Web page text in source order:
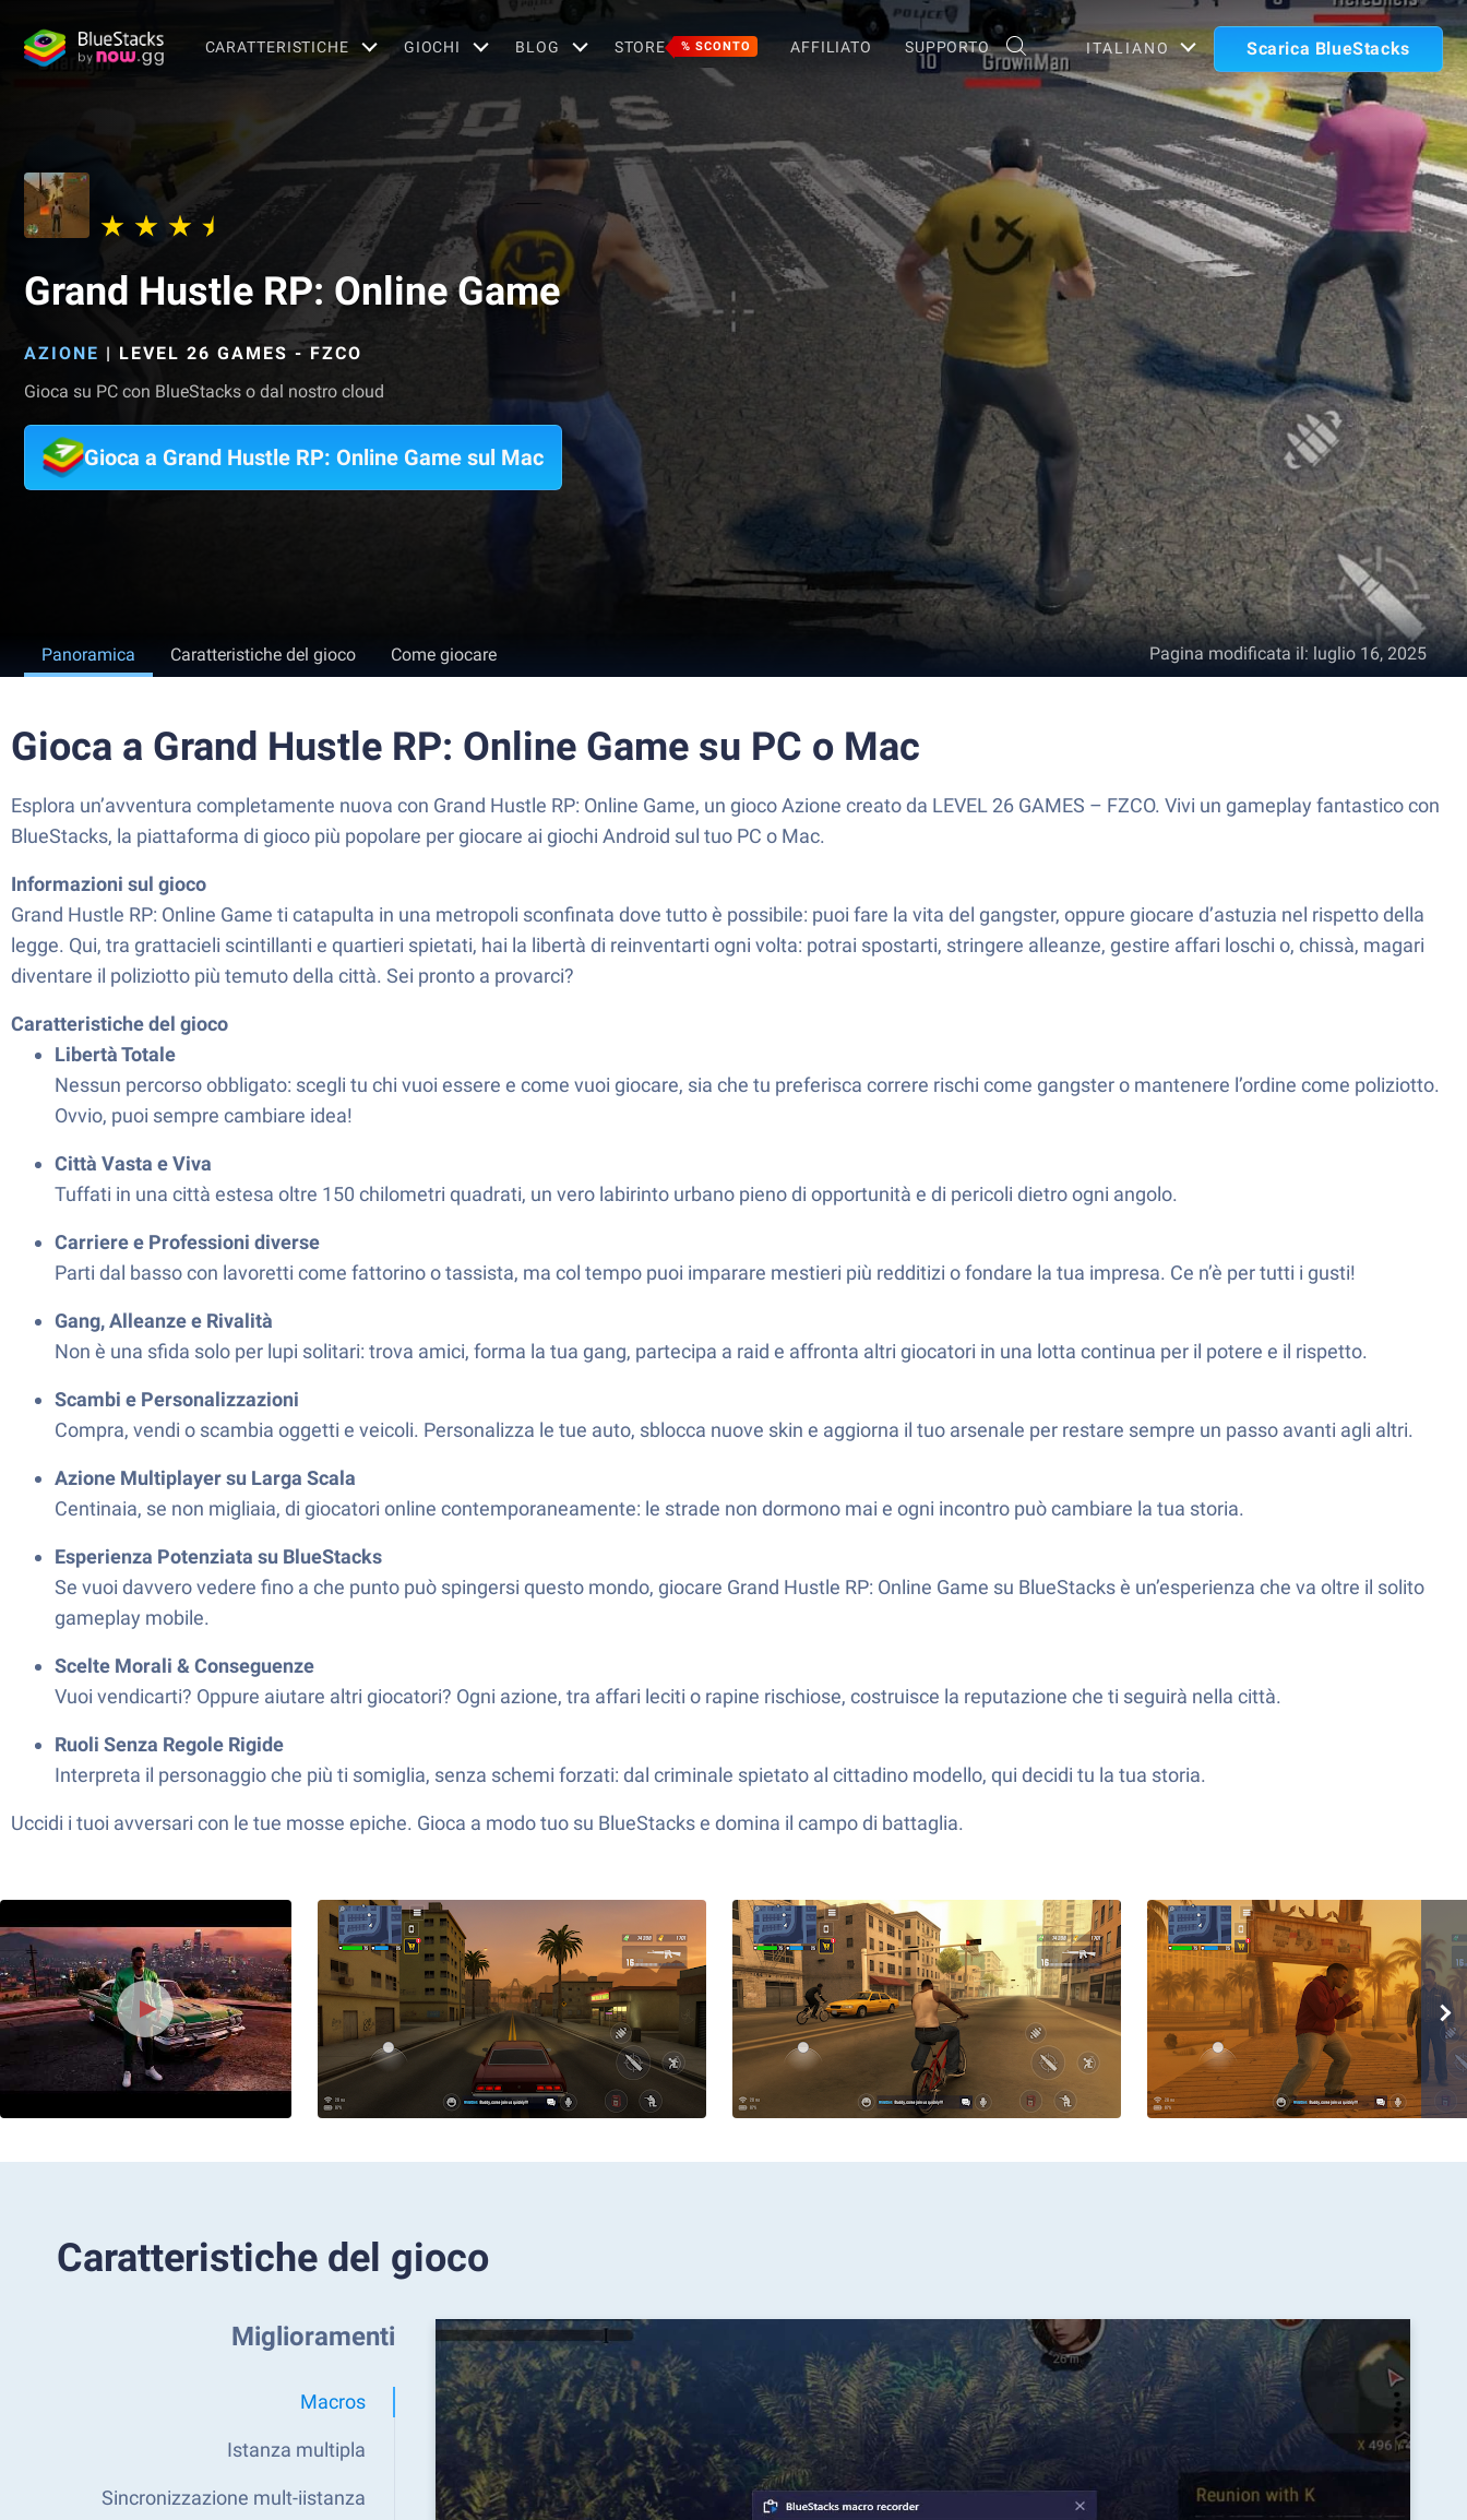
CARATTERISTICHE GIOCHI BLOG STORE % SCONTO AFFILIATO SUPPORTO ITALIANO Scarica BlueStacks
Grand Hustle RP: Online Game
AZIONE | LEVEL 26 GAMES - FZCO
Gioca su PC con BlueStacks o dal nostro cloud
Gioca a Grand Hustle RP: Online Game sul Mac
Panoramica Caratteristiche del gioco Come giocare Pagina modificata il: luglio 16, 2025
Gioca a Grand Hustle RP: Online Game su PC o Mac
Esplora un’avventura completamente nuova con Grand Hustle RP: Online Game, un gioco Azione creato da LEVEL 26 GAMES – FZCO. Vivi un gameplay fantastico con
BlueStacks, la piattaforma di gioco più popolare per giocare ai giochi Android sul tuo PC o Mac.
Informazioni sul gioco
Grand Hustle RP: Online Game ti catapulta in una metropoli sconfinata dove tutto è possibile: puoi fare la vita del gangster, oppure giocare d’astuzia nel rispetto della
legge. Qui, tra grattacieli scintillanti e quartieri spietati, hai la libertà di reinventarti ogni volta: potrai spostarti, stringere alleanze, gestire affari loschi o, chissà, magari
diventare il poliziotto più temuto della città. Sei pronto a provarci?
Caratteristiche del gioco
Libertà Totale
Nessun percorso obbligato: scegli tu chi vuoi essere e come vuoi giocare, sia che tu preferisca correre rischi come gangster o mantenere l’ordine come poliziotto.
Ovvio, puoi sempre cambiare idea!
Città Vasta e Viva
Tuffati in una città estesa oltre 150 chilometri quadrati, un vero labirinto urbano pieno di opportunità e di pericoli dietro ogni angolo.
Carriere e Professioni diverse
Parti dal basso con lavoretti come fattorino o tassista, ma col tempo puoi imparare mestieri più redditizi o fondare la tua impresa. Ce n’è per tutti i gusti!
Gang, Alleanze e Rivalità
Non è una sfida solo per lupi solitari: trova amici, forma la tua gang, partecipa a raid e affronta altri giocatori in una lotta continua per il potere e il rispetto.
Scambi e Personalizzazioni
Compra, vendi o scambia oggetti e veicoli. Personalizza le tue auto, sblocca nuove skin e aggiorna il tuo arsenale per restare sempre un passo avanti agli altri.
Azione Multiplayer su Larga Scala
Centinaia, se non migliaia, di giocatori online contemporaneamente: le strade non dormono mai e ogni incontro può cambiare la tua storia.
Esperienza Potenziata su BlueStacks
Se vuoi davvero vedere fino a che punto può spingersi questo mondo, giocare Grand Hustle RP: Online Game su BlueStacks è un’esperienza che va oltre il solito
gameplay mobile.
Scelte Morali & Conseguenze
Vuoi vendicarti? Oppure aiutare altri giocatori? Ogni azione, tra affari leciti o rapine rischiose, costruisce la reputazione che ti seguirà nella città.
Ruoli Senza Regole Rigide
Interpreta il personaggio che più ti somiglia, senza schemi forzati: dal criminale spietato al cittadino modello, qui decidi tu la tua storia.
Uccidi i tuoi avversari con le tue mosse epiche. Gioca a modo tuo su BlueStacks e domina il campo di battaglia.
Caratteristiche del gioco
Miglioramenti
Macros
Istanza multipla
Sincronizzazione mult-iistanza